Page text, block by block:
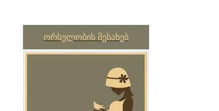
ორსულობის შესახებ